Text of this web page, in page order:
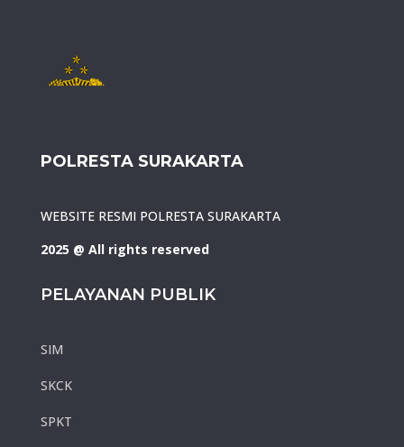
POLRESTA SURAKARTA
WEBSITE RESMI POLRESTA SURAKARTA
2025 @ All rights reserved
PELAYANAN PUBLIK
SIM
SKCK
SPKT